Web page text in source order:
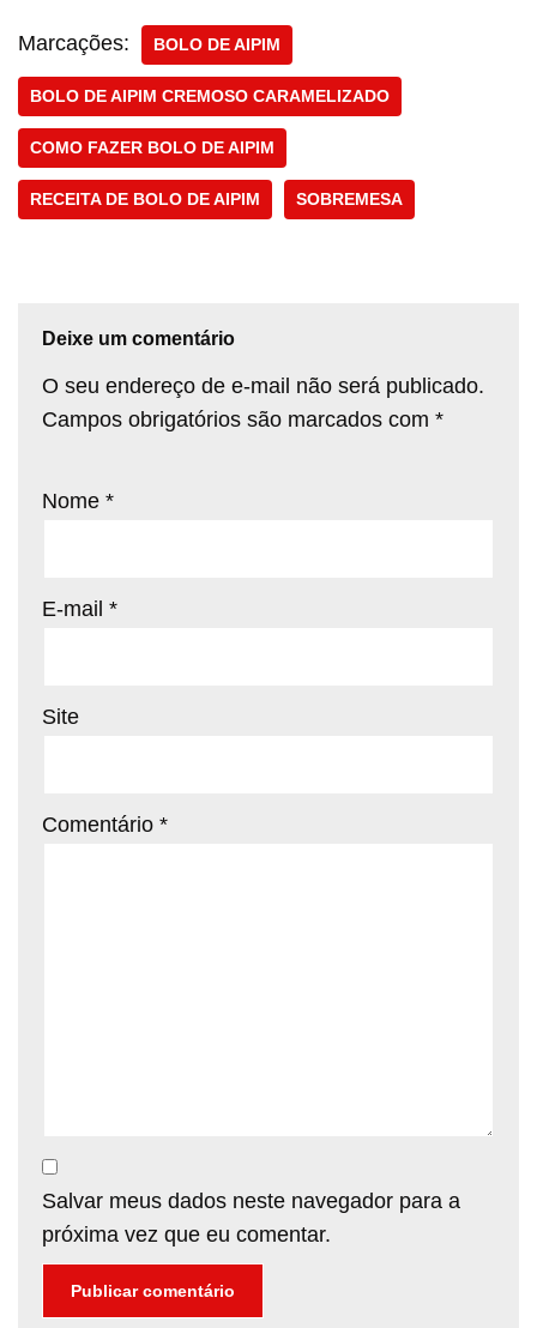
Marcações: BOLO DE AIPIM
BOLO DE AIPIM CREMOSO CARAMELIZADO
COMO FAZER BOLO DE AIPIM
RECEITA DE BOLO DE AIPIM SOBREMESA
Deixe um comentário
O seu endereço de e-mail não será publicado.
Campos obrigatórios são marcados com *
Nome *
E-mail *
Site
Comentário *
Salvar meus dados neste navegador para a
próxima vez que eu comentar.